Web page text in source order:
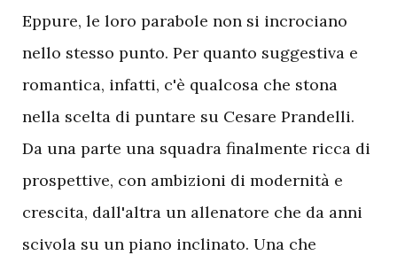
Eppure, le loro parabole non si incrociano
nello stesso punto. Per quanto suggestiva e
romantica, infatti, c'è qualcosa che stona
nella scelta di puntare su Cesare Prandelli.
Da una parte una squadra finalmente ricca di
prospettive, con ambizioni di modernità e
crescita, dall'altra un allenatore che da anni
scivola su un piano inclinato. Una che